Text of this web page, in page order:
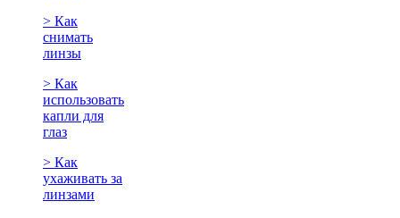
> Как
снимать
линзы
> Как
использовать
капли для
глаз
> Как
ухаживать за
линзами